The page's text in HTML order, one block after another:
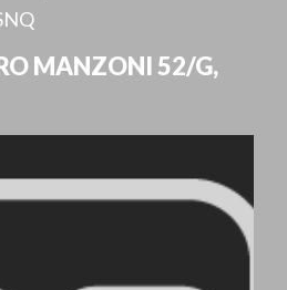
MANZONI 52/G,